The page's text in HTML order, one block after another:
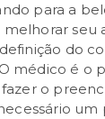
para a
melhorar seu
do
médico é o
o